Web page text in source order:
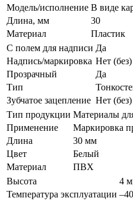
Модель/исполнение В виде
Длина, мм
30
Материал
Пластик
С полем для надписи Да
Надпись/маркировка Нет (без)
Прозрачный
Да
Тип
Зубчатое зацепление Нет (без)
Тип продукции Материалы
Применение
Маркировка
Длина
30 мм
Цвет
Белый
Материал
ПВХ
Высота
4
Температура эксплуатации